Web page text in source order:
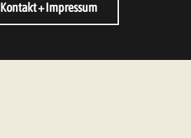
Kontakt + Impressum